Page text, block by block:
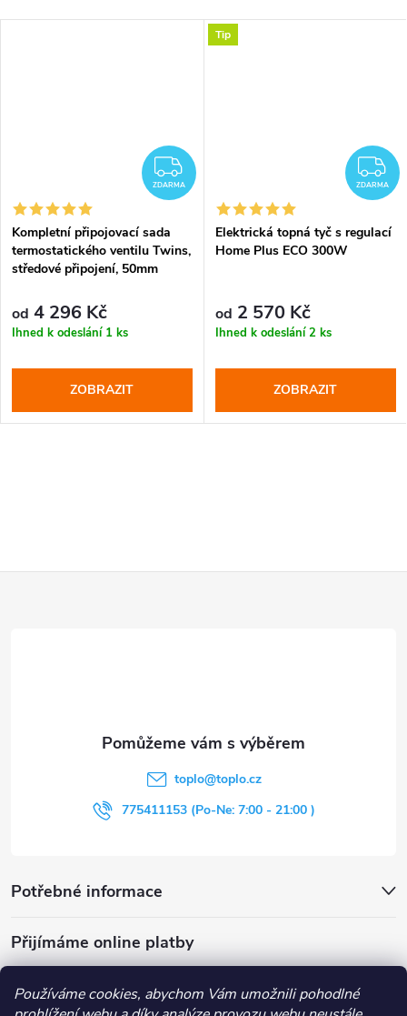
Používáme cookies, abychom Vám umožnili pohodlné
ZDARMA
ZDARMA
Kompletní připojovací sada
termostatického ventilu Twins,
středové připojení, 50mm
od 4 296 Kč
Ihned k odeslání 1 ks
ZOBRAZIT
Tip
ZDARMA
Elektrická topná tyč s regulací
Home Plus ECO 300W
od 2 570 Kč
Ihned k odeslání2 ks
ZOBRAZIT
Potřebné informace
Přijímáme online platby
toplo@toplo.cz
775411153 (Po-Ne: 7:00 - 21:00 )